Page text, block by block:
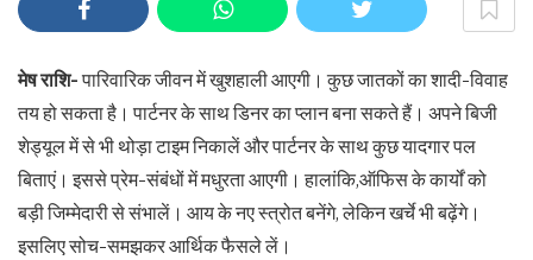
मेष राशि-पारिवारिक जीवन में खुशहाली आएगी। कुछ जातकों का शादी-विवाह
तय हो सकता है। पार्टनर के साथ डिनर का प्लान बना सकते हैं। अपने बिजी
शेड्यूल में से भी थोड़ा टाइम निकालें और पार्टनर के साथ कुछ यादगार पल
बिताएं। इससे प्रेम-संबंधों में मधुरता आएगी। हालांकि,ऑफिस के कार्यों को
बड़ी जिम्मेदारी से संभालें। आय के नए स्त्रोत बनेंगे, लेकिन खर्चे भी बढ़ेंगे।
इसलिए सोच-समझकर आर्थिक फैसले लें।